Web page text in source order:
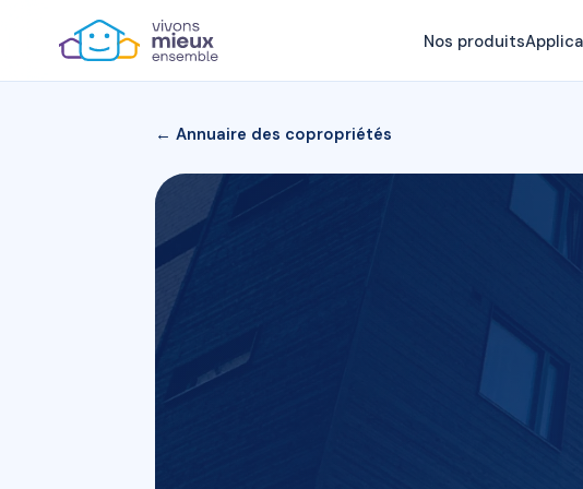
Nos produits
← Annuaire des copropriétés